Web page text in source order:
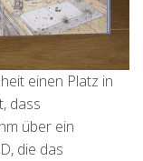
einen Platz in
dass
über ein
die das